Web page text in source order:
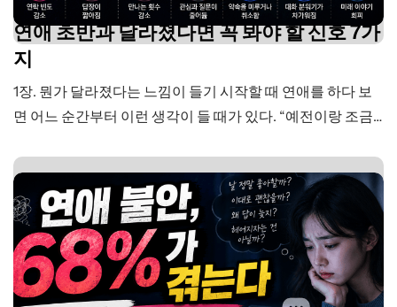
연애 초반과 달라졌다면 꼭 봐야 할 신호 7가
지
1장. 뭔가 달라졌다는 느낌이 들기 시작할 때 연애를 하다 보
면 어느 순간부터 이런 생각이 들 때가 있다. “예전이랑 조금
고, 내가 괜히 예민한 건가 싶기도 하다. 하지만 사람의 감정
은 갑자기 크게 변하기보다 작은 변화로 먼저 나타나는 경우
가 많다. 특히 연애에서는 그…